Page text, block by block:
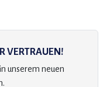
VERTRAUEN!
unserem neuen